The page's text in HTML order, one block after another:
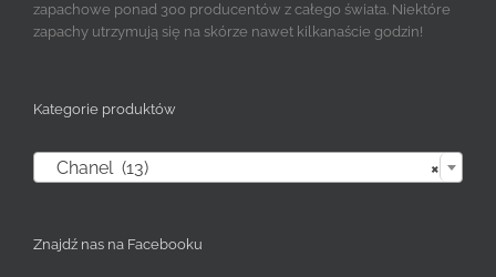
zapachowe ponad 300 producentów z całego świata. Niektóre
zapachy utrzymują się na skórze nawet kilkanaście godzin!
Kategorie produktów
×
Chanel (13)
Znajdź nas na Facebooku